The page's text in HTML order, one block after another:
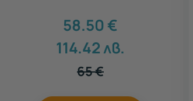
58.50€
114.42лв.
65€